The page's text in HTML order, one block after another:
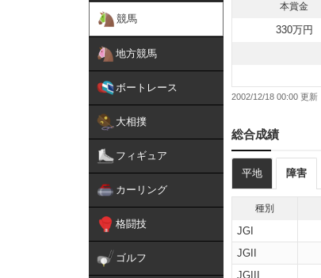
競馬
地方競馬
ボートレース
大相撲
フィギュア
カーリング
格闘技
ゴルフ
本賞金
330万円
2002/12/18 00:00
総合成績
平地 障害
種別
JGI
JGII
JGIII